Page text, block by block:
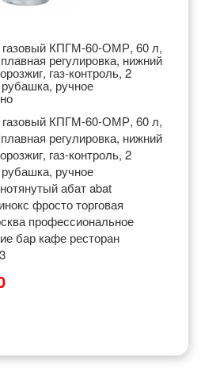
газовый КПГМ-60-ОМР, 60 л,
регулировка, нижний
газ-контроль, 2
ручное
газовый КПГМ-60-ОМР, 60 л,
регулировка, нижний
газ-контроль, 2
ручное
абат abat
фросто торговая
профессиональное
бар кафе ресторан